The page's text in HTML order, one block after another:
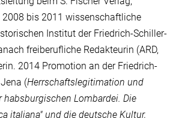
bis 2011 wissenschaftliche
Institut der Friedrich-Schiller-
freiberufliche Redakteurin (ARD,
2014 Promotion an der Friedrich-
(Herrschaftslegitimation und
habsburgischen Lombardei. Die
italiana" und die deutsche Kultur,